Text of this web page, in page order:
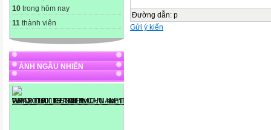
10 trong hôm nay
11 thành viên
ẢNH NGẪU NHIÊN
Đường dẫn: p
Gửi ý kiến